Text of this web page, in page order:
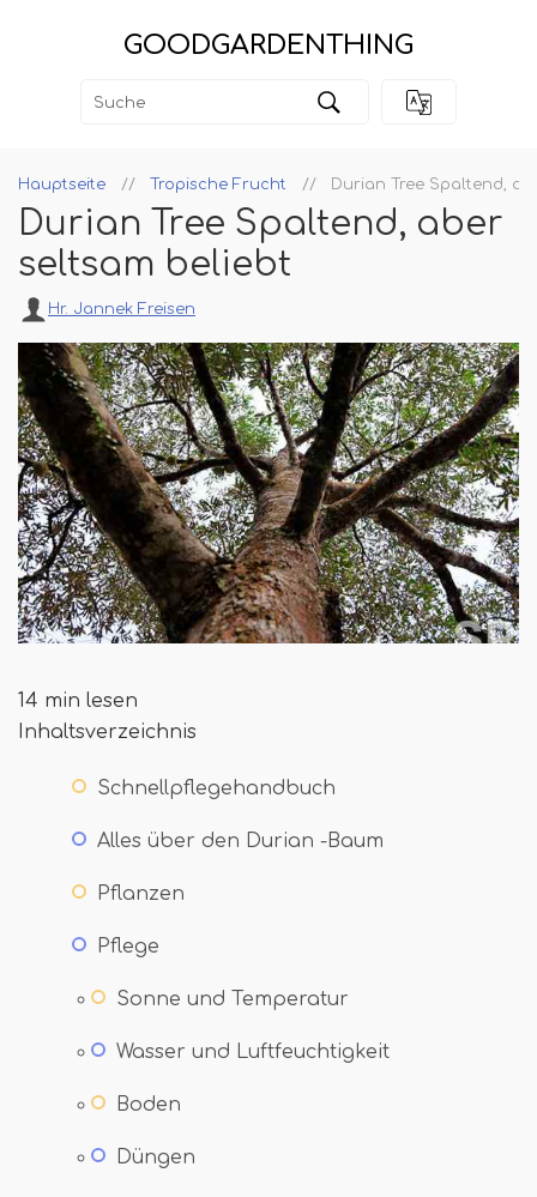
GOODGARDENTHING
Hauptseite Tropische Frucht Durian Tree Spaltend,
Durian Tree Spaltend, aber
seltsam beliebt
Hr. Jannek Freisen
14 min lesen
Inhaltsverzeichnis
Schnellpflegehandbuch
Alles über den Durian -Baum
Pflanzen
Pflege
Sonne und Temperatur
Wasser und Luftfeuchtigkeit
Boden
Düngen